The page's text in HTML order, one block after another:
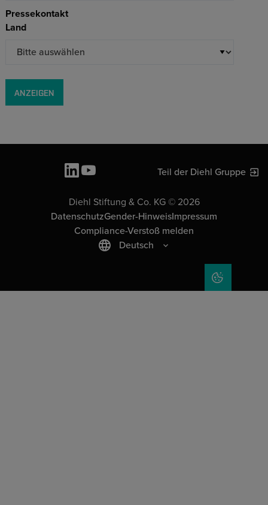
Pressekontakt
Land
ANZEIGEN
Teil der Diehl Gruppe
Diehl Stiftung & Co. KG © 2026
DatenschutzGender-HinweisImpressum
Compliance-Verstoß melden
Deutsch
COOKIE-